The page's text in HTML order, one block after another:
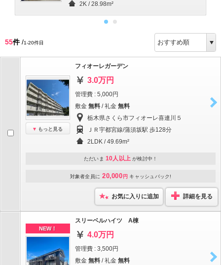
2K / 28.98m²
55件/1-20件目
もっと見る
フィオーレガーデン
3.0万円
管理費 : 5,000円
敷金 無料 / 礼金 無料
栃木県さくら市フィオーレ喜連川５
ＪＲ宇都宮線/蒲須坂駅 歩128分
2LDK / 49.69m²
ただいま 10人以上 が検討中！
対象者全員に 20,000 円 キャッシュバック!
お気に入りに追加 詳細を見る
NEW！
スリーベルハイツ A棟
4.0万円
管理費 : 3,500円
敷金 無料 / 礼金 無料